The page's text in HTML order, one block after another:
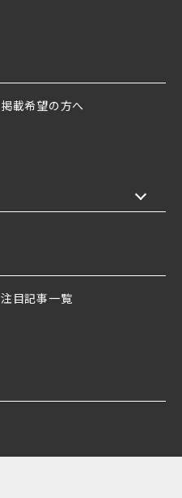
掲載希望の方へ
注目記事一覧